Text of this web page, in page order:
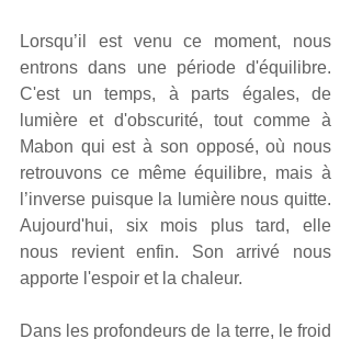
Lorsqu’il est venu ce moment, nous
entrons dans une période d'équilibre.
C'est un temps, à parts égales, de
lumière et d'obscurité, tout comme à
Mabon qui est à son opposé, où nous
retrouvons ce même équilibre, mais à
l’inverse puisque la lumière nous quitte.
Aujourd'hui, six mois plus tard, elle
nous revient enfin. Son arrivé nous
apporte l'espoir et la chaleur.
Dans les profondeurs de la terre, le froid